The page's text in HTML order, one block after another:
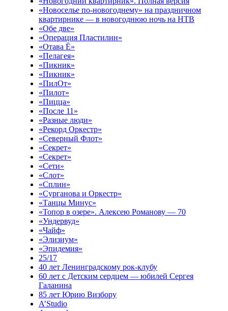
«Новоселье по-новогоднему» на праздничном
квартирнике — в новогоднюю ночь на НТВ
«Обе две»
«Операция Пластилин»
«Отава Ё»
«Пелагея»
«Пикник»
«Пикник»
«ПилОт»
«Пилот»
«Пицца»
«После 11»
«Разные люди»
«Рекорд Оркестр»
«Северный Флот»
«Секрет»
«Секрет»
«Сети»
«Слот»
«Сплин»
«Сурганова и Оркестр»
«Танцы Минус»
«Топор в озере». Алексею Романову — 70
«Ундервуд»
«Чайф»
«Элизиум»
«Эпидемия»
25/17
40 лет Ленинградскому рок-клубу
60 лет с Детским сердцем — юбилей Сергея
Галанина
85 лет Юрию Визбору
A’Studio